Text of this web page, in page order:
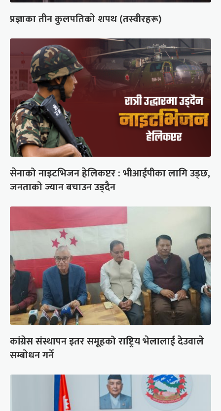
प्रज्ञाका तीन कुलपतिको शपथ (तस्वीरहरू)
सेनाको नाइटभिजन हेलिकप्टर : भीआईपीका लागि उड्छ,
जनताको ज्यान बचाउन उड्दैन
कांग्रेस संस्थापन इतर समूहको राष्ट्रिय भेलालाई देउवाले
सम्बोधन गर्ने